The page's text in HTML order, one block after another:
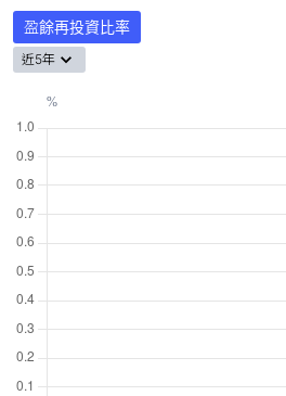
盈餘再投資比率
近5年